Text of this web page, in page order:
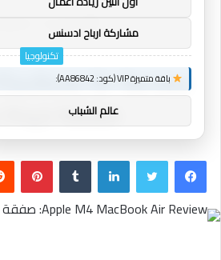
تكنولوجيا
صفقة جيدة
فيسبوكتويتر لينكدإن
مشاركة ارباح ادسنس
باقة متميزة VIP (كود: AA86842):
عالم الشباب